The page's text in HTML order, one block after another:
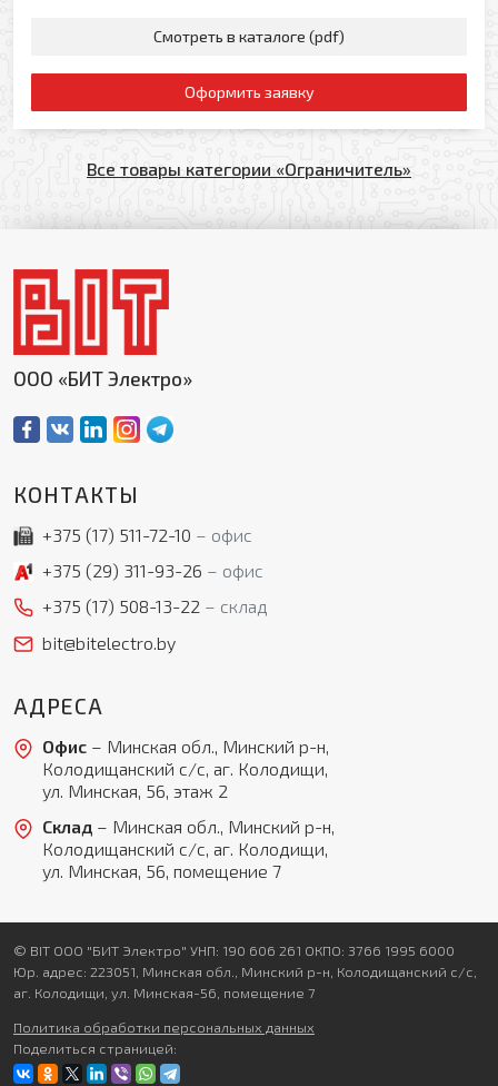
Смотреть в каталоге (pdf)
Оформить заявку
Все товары категории «Ограничитель»
ООО «БИТ Электро»
КОНТАКТЫ
+375 (17) 511-72-10
офис
+375 (29) 311-93-26
офис
+375 (17) 508-13-22
склад
bit@bitelectro.by
АДРЕСА
Офис– Минская обл., Минский р-н,
Колодищанский с/с, аг. Колодищи,
ул. Минская, 56, этаж 2
Склад– Минская обл., Минский р-н,
Колодищанский с/с, аг. Колодищи,
ул. Минская, 56, помещение 7
© BIT ООО "БИТ Электро" УНП: 190 606 261 ОКПО: 3766 1995 6000
Юр. адрес: 223051, Минская обл., Минский р-н, Колодищанский с/с,
аг. Колодищи, ул. Минская-56, помещение 7
Политика обработки персональных данных
Поделиться страницей: